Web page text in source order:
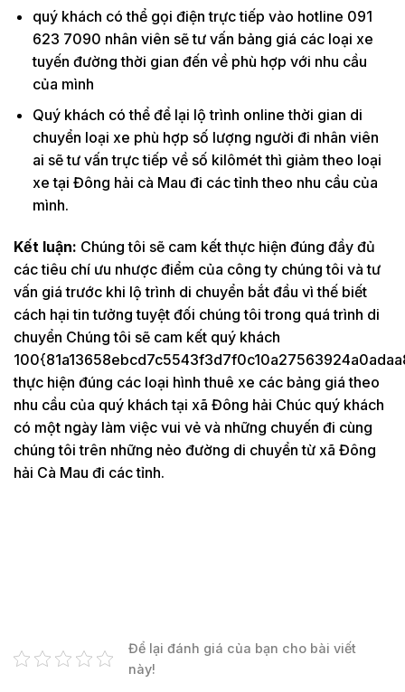
quý khách có thể gọi điện trực tiếp vào hotline 091
623 7090 nhân viên sẽ tư vấn bảng giá các loại xe
tuyến đường thời gian đến về phù hợp với nhu cầu
của mình
Quý khách có thể để lại lộ trình online thời gian di
chuyển loại xe phù hợp số lượng người đi nhân viên
ai sẽ tư vấn trực tiếp về số kilômét thì giảm theo loại
xe tại Đông hải cà Mau đi các tỉnh theo nhu cầu của
mình.
Kết luận: Chúng tôi sẽ cam kết thực hiện đúng đầy đủ
các tiêu chí ưu nhược điểm của công ty chúng tôi và tư
vấn giá trước khi lộ trình di chuyển bắt đầu vì thế biết
cách hại tin tưởng tuyệt đối chúng tôi trong quá trình di
chuyển Chúng tôi sẽ cam kết quý khách
thực hiện đúng các loại hình thuê xe các bảng giá theo
nhu cầu của quý khách tại xã Đông hải Chúc quý khách
có một ngày làm việc vui vẻ và những chuyến đi cùng
chúng tôi trên những nẻo đường di chuyển từ xã Đông
hải Cà Mau đi các tỉnh.
Để lại đánh giá của bạn cho bài viết
này!